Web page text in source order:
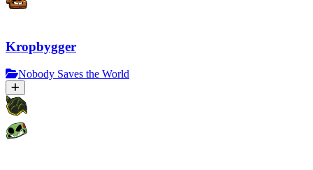
Kropbygger
Nobody Saves the World